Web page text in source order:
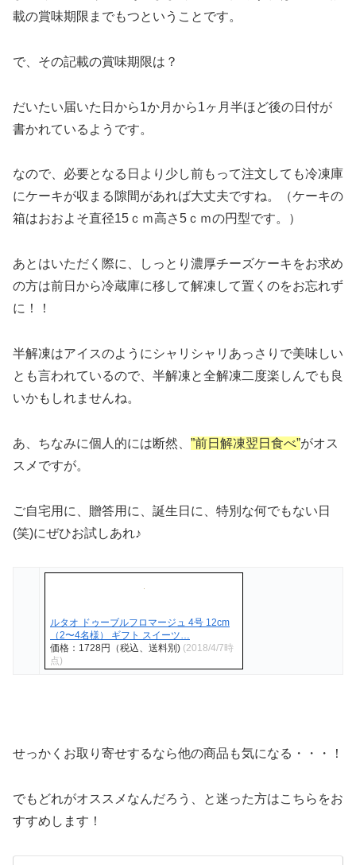
載の賞味期限までもつということです。
で、その記載の賞味期限は？
だいたい届いた日から1か月から1ヶ月半ほど後の日付が
書かれているようです。
なので、必要となる日より少し前もって注文しても冷凍庫
にケーキが収まる隙間があれば大丈夫ですね。（ケーキの
箱はおおよそ直径15ｃｍ高さ5ｃｍの円型です。）
あとはいただく際に、しっとり濃厚チーズケーキをお求め
の方は前日から冷蔵庫に移して解凍して置くのをお忘れず
に！！
半解凍はアイスのようにシャリシャリあっさりで美味しい
とも言われているので、半解凍と全解凍二度楽しんでも良
いかもしれませんね。
あ、ちなみに個人的には断然、 ”前日解凍翌日食べ”がオス
スメですが。
ご自宅用に、贈答用に、誕生日に、特別な何でもない日
(笑)にぜひお試しあれ♪
ルタオ ドゥーブルフロマージュ 4号 12cm
（2〜4名様） ギフト スイーツ…
価格：1728円（税込、送料別) (2018/4/7時
点)
せっかくお取り寄せするなら他の商品も気になる・・・！
でもどれがオススメなんだろう、と迷った方はこちらをお
すすめします！